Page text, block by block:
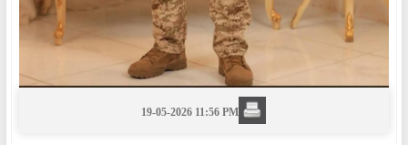
19-05-2026 11:56 PM